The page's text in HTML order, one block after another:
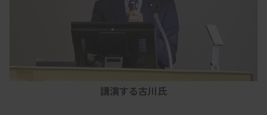
講演する古川氏